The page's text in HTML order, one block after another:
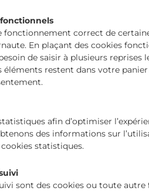
fonctionnement correct de
En plaçant des cookies
de saisir à plusieurs
éléments restent dans votre
afin d’optimiser
des informations sur
statistiques.
sont des cookies ou toute